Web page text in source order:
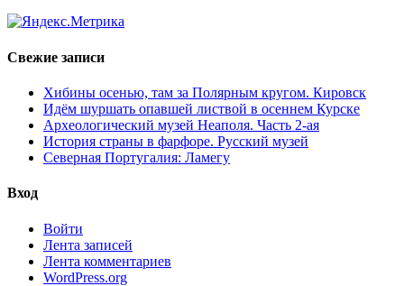
Свежие записи
Хибины осенью, там за Полярным кругом. Кировск
Идём шуршать опавшей листвой в осеннем Курске
Археологический музей Неаполя. Часть 2-ая
История страны в фарфоре. Русский музей
Северная Португалия: Ламегу
Вход
Войти
Лента записей
Лента комментариев
WordPress.org